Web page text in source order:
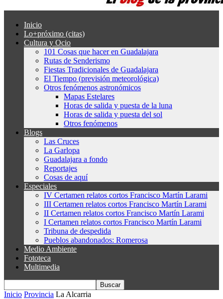
Inicio
Lo+próximo (citas)
Cultura y Ocio
101 Cosas que hacer en Guadalajara
Rutas de Senderismo
Fiestas Tradicionales de Guadalajara
El Tiempo (previsión meteorológica)
Otros fenómenos astronómicos
Mapas Estelares
Horas de salida y puesta de la luna
Horas de salida y puesta del sol
Otros fenómenos
Blogs
Las Cruces
La Garlopa
Guadalajara a fondo
Reportajes
Cosas de aquí
Especiales
IV Certamen relatos cortos Francisco Martín Larami
III Certamen relatos cortos Francisco Martín Larami
II Certamen relatos cortos Francisco Martín Larami
I Certamen relatos cortos Francisco Martín Larami
Tribuna de despedida
Pueblos abandonados: Romerosa
Medio Ambiente
Fototeca
Multimedia
Inicio Provincia La Alcarria